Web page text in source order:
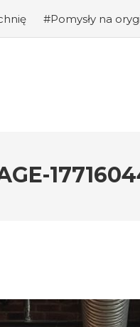
#Pomysły na
stworzyć ciekawe
przy pomocy zieleni?